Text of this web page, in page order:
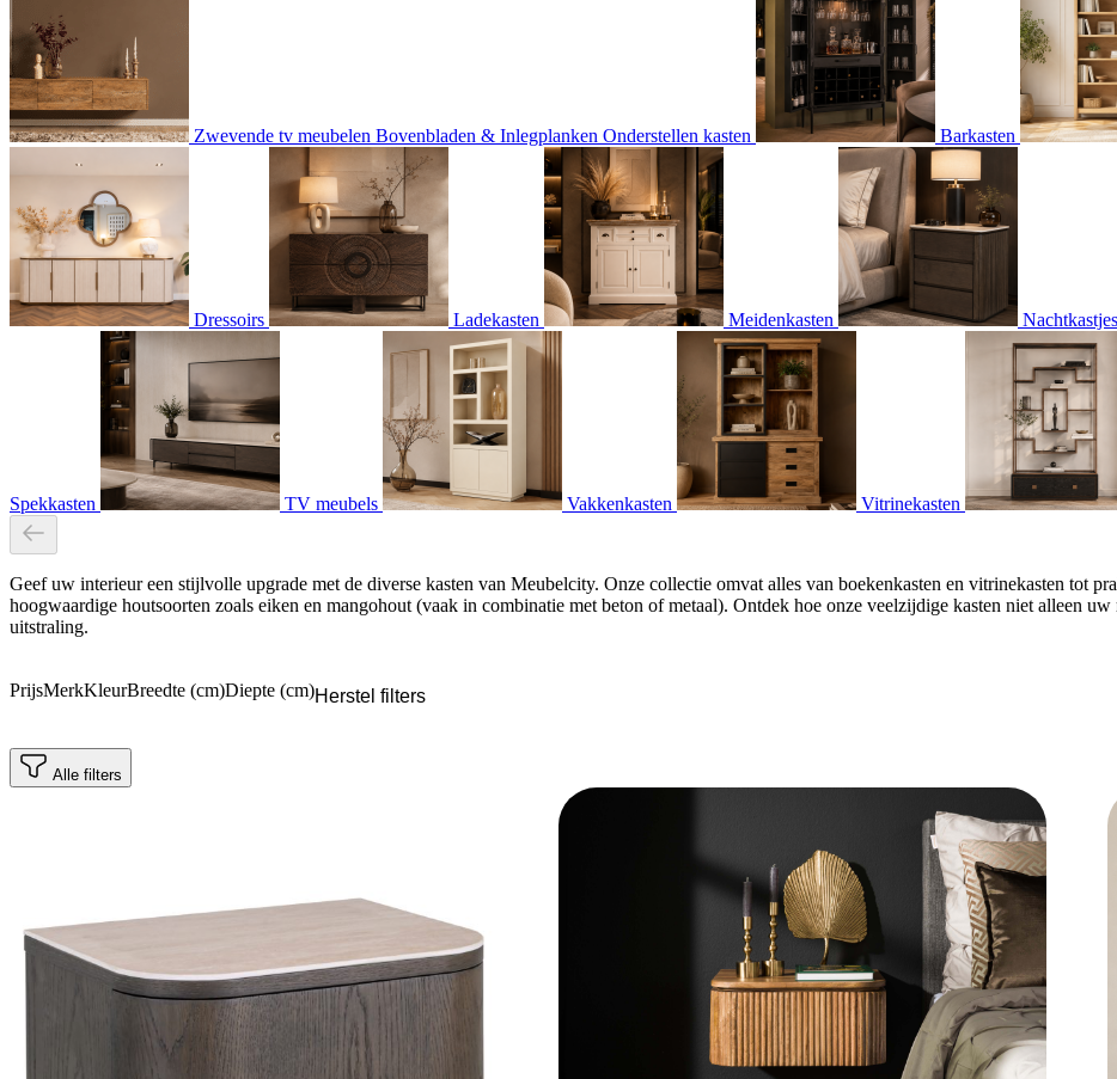
Zwevende tv meubelen Bovenbladen & Inlegplanken Onderstellen kasten Barkasten
Dressoirs Ladekasten Meidenkasten Nachtkastjes
Spekkasten TV meubels Vakkenkasten Vitrinekasten
Geef uw interieur een stijlvolle upgrade met de diverse kasten van Meubelcity. Onze collectie omvat alles van boekenkasten en vitrinekasten tot
hoogwaardige houtsoorten zoals eiken en mangohout (vaak in combinatie met beton of metaal). Ontdek hoe onze veelzijdige kasten niet alleen
uitstraling.
PrijsMerkKleurBreedte (cm)Diepte (cm)Herstel filters
Alle filters